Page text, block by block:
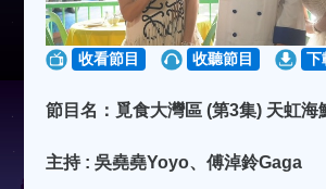
收看節目 收聽節目 下
節目名：覓食大灣區 (第3集) 天虹海
主持 : 吳堯堯Yoyo、傅淖鈴Gaga